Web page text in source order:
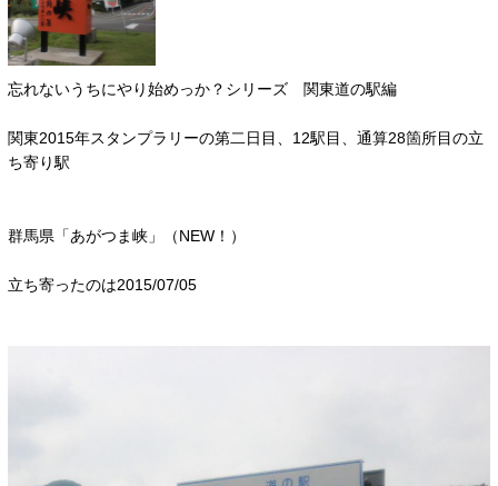
忘れないうちにやり始めっか？シリーズ 関東道の駅編
関東2015年スタンプラリーの第二日目、12駅目、通算28箇所目の立
ち寄り駅
群馬県「あがつま峡」（NEW！）
立ち寄ったのは2015/07/05